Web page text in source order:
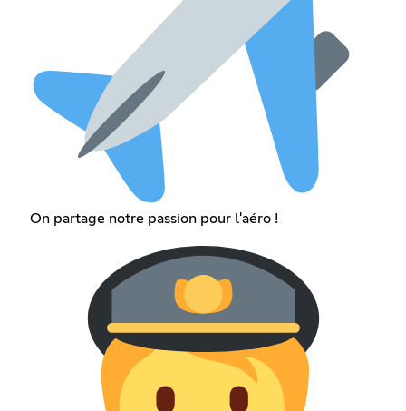
On partage notre passion pour l'aéro !